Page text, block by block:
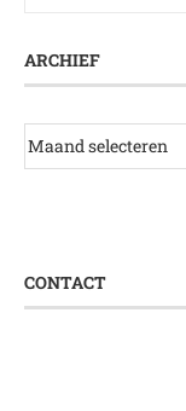
ARCHIEF
CONTACT